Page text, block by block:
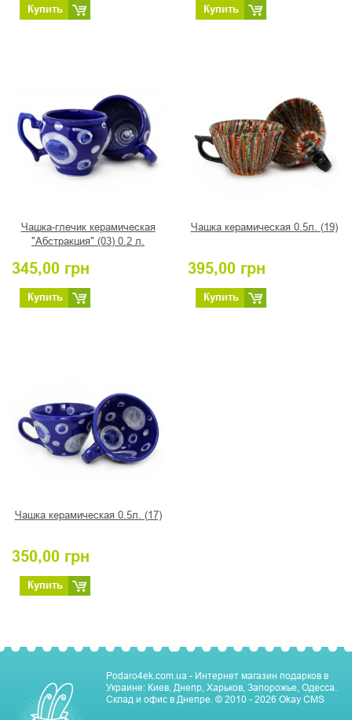
Купить Купить
Чашка-глечик керамическая
"Абстракция" (03) 0.2 л.
345,00 грн
Купить
Чашка керамическая 0.5л. (19)
395,00 грн
Купить
Чашка керамическая 0.5л. (17)
350,00 грн
Купить
Podaro4ek.com.ua - Интернет магазин подарков в
Украине: Киев, Днепр, Харьков, Запорожье, Одесса.
Склад и офис в Днепре. © 2010 - 2026 Okay CMS